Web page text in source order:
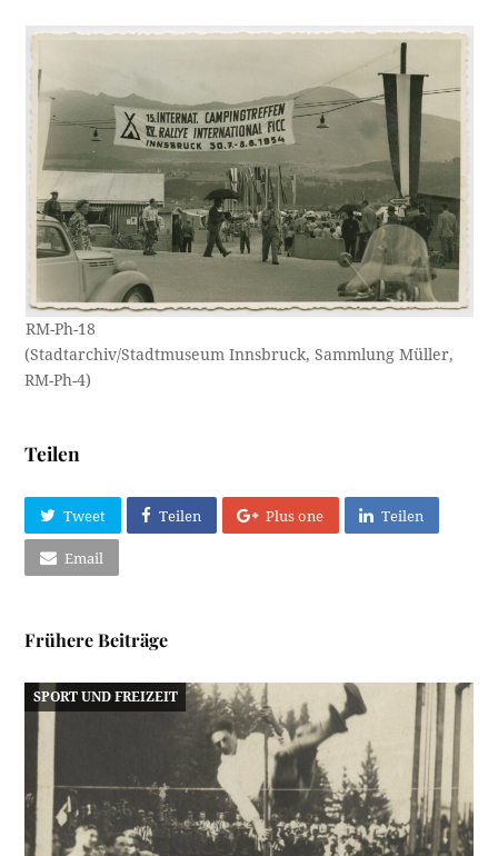
RM-Ph-18
(Stadtarchiv/Stadtmuseum Innsbruck, Sammlung Müller,
RM-Ph-4)
Teilen
Tweet Teilen Plus one Teilen
Email
Frühere Beiträge
SPORT UND FREIZEIT